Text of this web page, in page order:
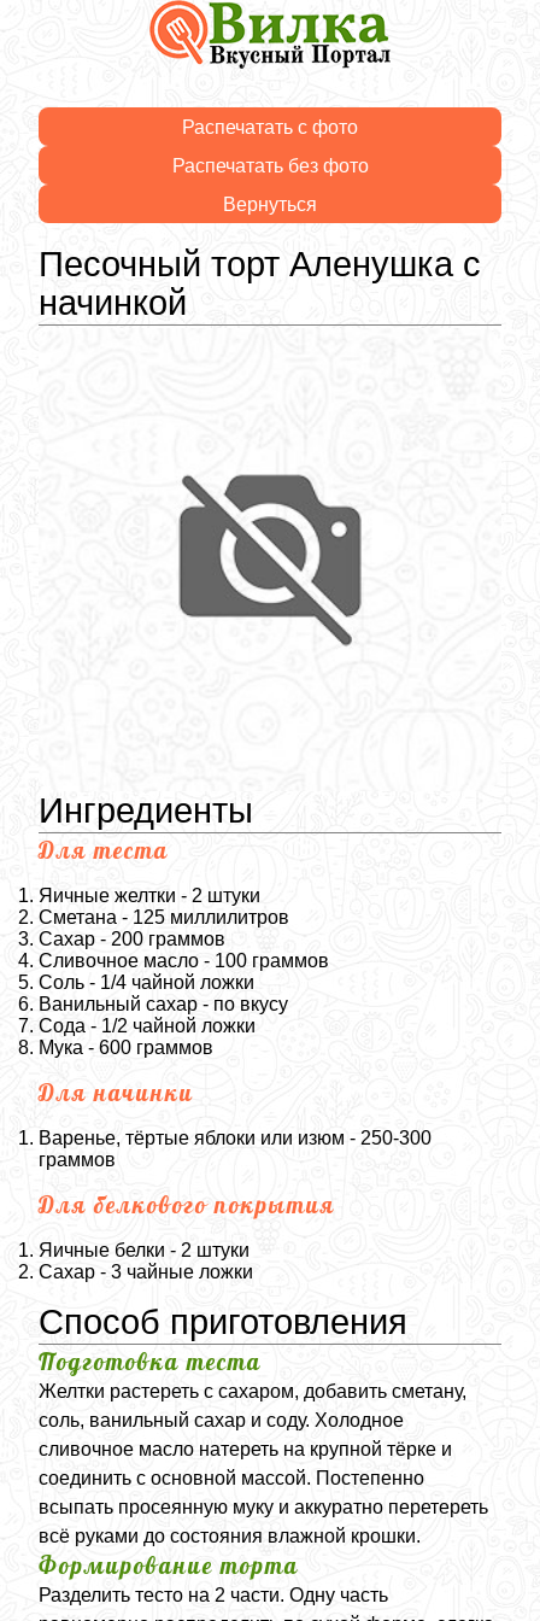
Распечатать с фото
Распечатать без фото
Вернуться
Песочный торт Аленушка с
начинкой
Ингредиенты
Для теста
Яичные желтки - 2 штуки
Сметана - 125 миллилитров
Сахар - 200 граммов
Сливочное масло - 100 граммов
Соль - 1/4 чайной ложки
Ванильный сахар - по вкусу
Сода - 1/2 чайной ложки
Мука - 600 граммов
Для начинки
Варенье, тёртые яблоки или изюм - 250-300
граммов
Для белкового покрытия
Яичные белки - 2 штуки
Сахар - 3 чайные ложки
Способ приготовления
Подготовка теста
Желтки растереть с сахаром, добавить сметану,
соль, ванильный сахар и соду. Холодное
сливочное масло натереть на крупной тёрке и
соединить с основной массой. Постепенно
всыпать просеянную муку и аккуратно перетереть
всё руками до состояния влажной крошки.
Формирование торта
Разделить тесто на 2 части. Одну часть